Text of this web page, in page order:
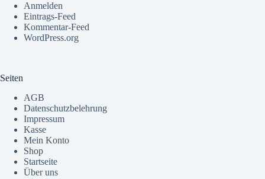
Anmelden
Eintrags-Feed
Kommentar-Feed
WordPress.org
Seiten
AGB
Datenschutzbelehrung
Impressum
Kasse
Mein Konto
Shop
Startseite
Über uns